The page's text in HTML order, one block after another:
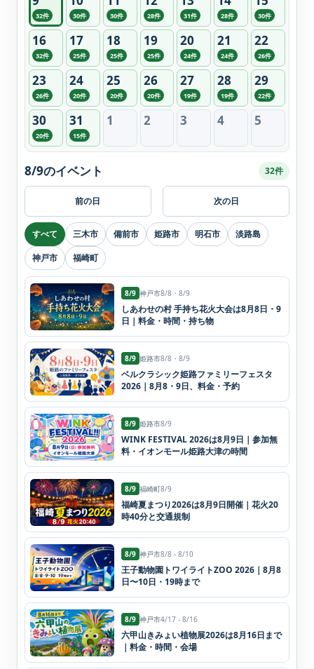
32件 30件 30件 28件 31件 28件 30件
16
32件
17
25件
18
25件
19
25件
20
24件
21
24件
22
26件
23
26件
24
20件
25
20件
26
20件
27
19件
28
19件
29
22件
30
20件
31
15件
1 2 3 4 5
前の日
8/9のイベント 32件
次の日
すべて 三木市 備前市 姫路市 明石市
淡路島
神戸市
福崎町
8/9 神戸市8/8・8/9
しあわせの村 手持ち花火大会は8月8日・9
日｜料金・時間・持ち物
8/9 姫路市8/8・8/9
ベルクラシック姫路ファミリーフェスタ
2026｜8月8・9日、料金・予約
8/9 姫路市8/9
WINK FESTIVAL 2026は8月9日｜参加無
料・イオンモール姫路大津の時間
8/9 福崎町8/9
福崎夏まつり2026は8月9日開催｜花火20
時40分と交通規制
8/9 神戸市8/8 - 8/10
王子動物園トワイライトZOO 2026｜8月8
日〜10日・19時まで
8/9 神戸市4/17 - 8/16
六甲山きみょい植物展2026は8月16日まで
｜料金・時間・会場